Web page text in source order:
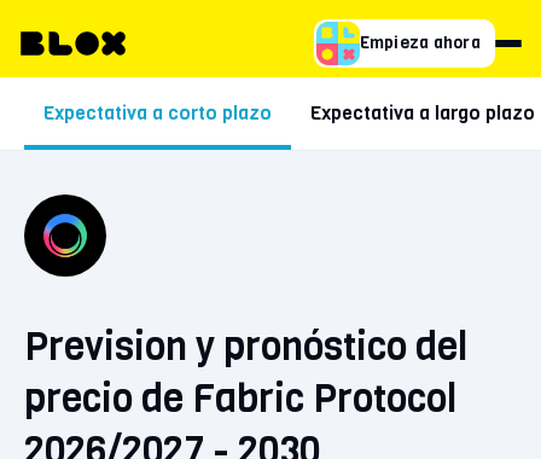
Empieza ahora
Expectativa a corto plazo Expectativa a largo plazo
Prevision y pronóstico del
precio de Fabric Protocol